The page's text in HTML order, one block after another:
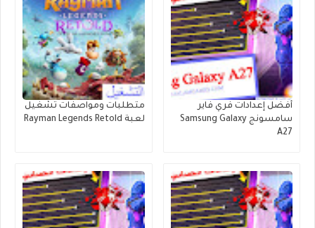
أفضل إعدادات فري فاير
سامسونج Samsung Galaxy
A27
متطلبات ومواصفات تشغيل
لعبة Rayman Legends Retold